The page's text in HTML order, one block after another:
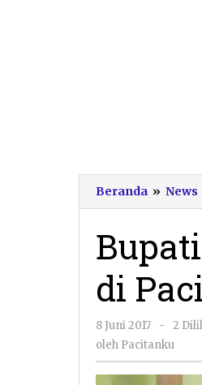
Beranda » News
di
8 Juni 2017
oleh
-
2
oleh Pacitanku